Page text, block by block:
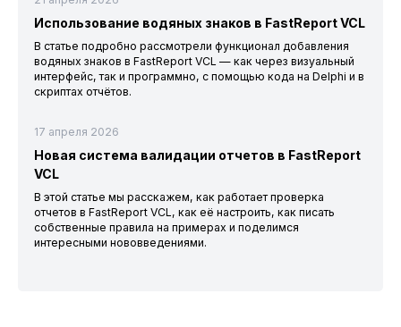
Использование водяных знаков в FastReport VCL
В статье подробно рассмотрели функционал добавления
водяных знаков в FastReport VCL — как через визуальный
интерфейс, так и программно, с помощью кода на Delphi и в
скриптах отчётов.
17 апреля 2026
Новая система валидации отчетов в FastReport
VCL
В этой статье мы расскажем, как работает проверка
отчетов в FastReport VCL, как её настроить, как писать
собственные правила на примерах и поделимся
интересными нововведениями.